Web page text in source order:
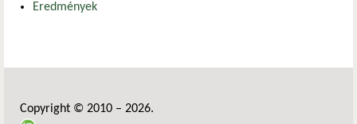
Eredmények
Copyright © 2010 – 2026.